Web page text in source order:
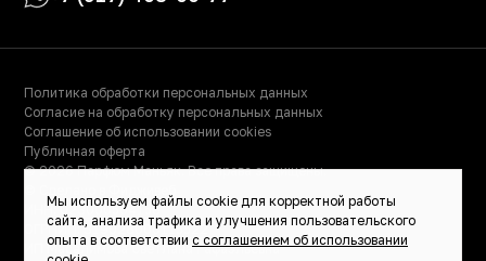
Политика обработки персональных данных
Согласие на обработку персональных данных
Соглашение об использовании cookies
Публичная оферта
© 2026 Парфюм Маньяк. Все права защищены.
ИНН: 023000504158
ОГРНИП: 319028000115522
ИП Масалимова Светлана Рафаэльевна
Мы используем файлы cookie для корректной работы
сайта, анализа трафика и улучшения пользовательского
опыта в соответствии с соглашением об использовании